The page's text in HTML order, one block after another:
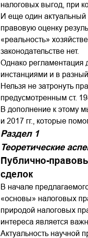
налоговых выгод, при
И еще один актуальный
правовую оценку
«реальность»
законодательстве нет.
Однако регламентация
инстанциями и в
Нельзя не затронуть
предусмотренным ст.
В дополнение к этому
и 2017 гг., которые
Раздел 1
Теоретические
Публично-
сделок
В начале
«основы» налоговых
природой налоговых
интереса является
Актуальность научной